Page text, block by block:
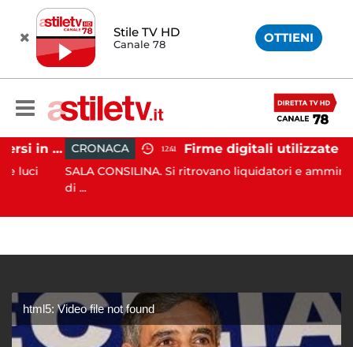
Stile TV HD
Canale 78 OTTIENI
Tramonti, 19 scout dispersi in montagna salvati dai vigili del fuoco CRONACA 12:41
SALA CONSILINA. Si ritrovano liquidatori e
html5: Video file not found